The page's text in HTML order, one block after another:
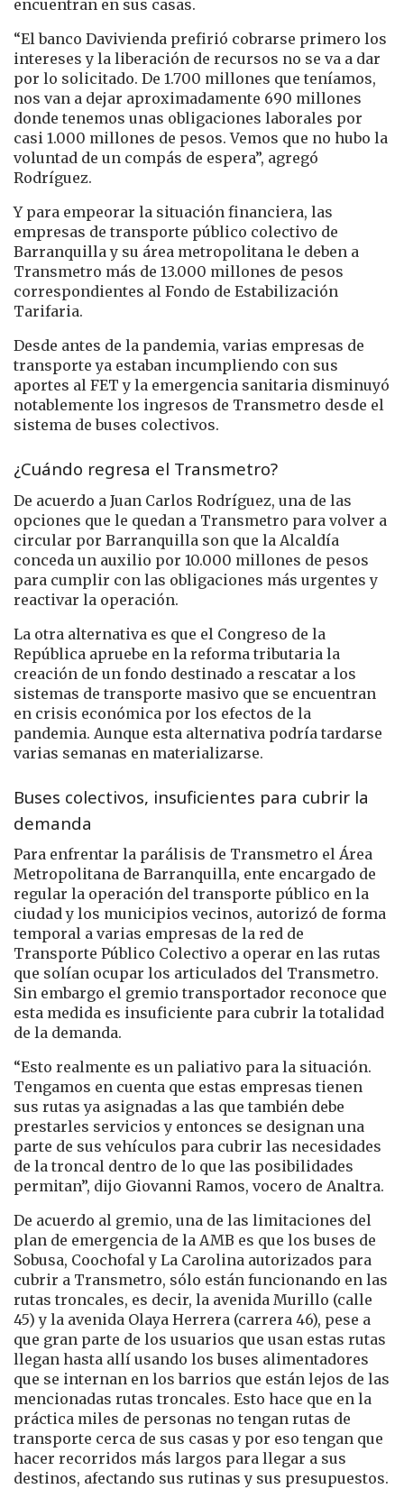
encuentran en sus casas.
“El banco Davivienda prefirió cobrarse primero los
intereses y la liberación de recursos no se va a dar
por lo solicitado. De 1.700 millones que teníamos,
nos van a dejar aproximadamente 690 millones
donde tenemos unas obligaciones laborales por
casi 1.000 millones de pesos. Vemos que no hubo la
voluntad de un compás de espera”, agregó
Rodríguez.
Y para empeorar la situación financiera, las
empresas de transporte público colectivo de
Barranquilla y su área metropolitana le deben a
Transmetro más de 13.000 millones de pesos
correspondientes al Fondo de Estabilización
Tarifaria.
Desde antes de la pandemia, varias empresas de
transporte ya estaban incumpliendo con sus
aportes al FET y la emergencia sanitaria disminuyó
notablemente los ingresos de Transmetro desde el
sistema de buses colectivos.
¿Cuándo regresa el Transmetro?
De acuerdo a Juan Carlos Rodríguez, una de las
opciones que le quedan a Transmetro para volver a
circular por Barranquilla son que la Alcaldía
conceda un auxilio por 10.000 millones de pesos
para cumplir con las obligaciones más urgentes y
reactivar la operación.
La otra alternativa es que el Congreso de la
República apruebe en la reforma tributaria la
creación de un fondo destinado a rescatar a los
sistemas de transporte masivo que se encuentran
en crisis económica por los efectos de la
pandemia. Aunque esta alternativa podría tardarse
varias semanas en materializarse.
Buses colectivos, insuficientes para cubrir la
demanda
Para enfrentar la parálisis de Transmetro el Área
Metropolitana de Barranquilla, ente encargado de
regular la operación del transporte público en la
ciudad y los municipios vecinos, autorizó de forma
temporal a varias empresas de la red de
Transporte Público Colectivo a operar en las rutas
que solían ocupar los articulados del Transmetro.
Sin embargo el gremio transportador reconoce que
esta medida es insuficiente para cubrir la totalidad
de la demanda.
“Esto realmente es un paliativo para la situación.
Tengamos en cuenta que estas empresas tienen
sus rutas ya asignadas a las que también debe
prestarles servicios y entonces se designan una
parte de sus vehículos para cubrir las necesidades
de la troncal dentro de lo que las posibilidades
permitan”, dijo Giovanni Ramos, vocero de Analtra.
De acuerdo al gremio, una de las limitaciones del
plan de emergencia de la AMB es que los buses de
Sobusa, Coochofal y La Carolina autorizados para
cubrir a Transmetro, sólo están funcionando en las
rutas troncales, es decir, la avenida Murillo (calle
45) y la avenida Olaya Herrera (carrera 46), pese a
que gran parte de los usuarios que usan estas rutas
llegan hasta allí usando los buses alimentadores
que se internan en los barrios que están lejos de las
mencionadas rutas troncales. Esto hace que en la
práctica miles de personas no tengan rutas de
transporte cerca de sus casas y por eso tengan que
hacer recorridos más largos para llegar a sus
destinos, afectando sus rutinas y sus presupuestos.